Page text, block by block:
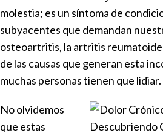
molestia; es un síntoma de
subyacentes que demandan
osteoartritis, la artritis reumatoide
de las causas que generan esta
muchas personas tienen que lidiar.
No olvidemos
que estas